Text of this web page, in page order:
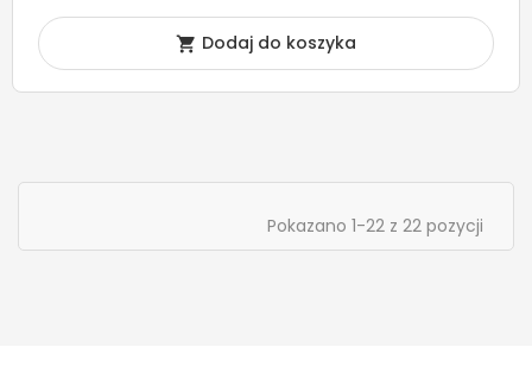
 Dodaj do koszyka
Pokazano 1-22 z 22 pozycji